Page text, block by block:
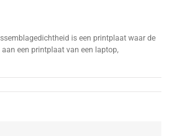
is een printplaat waar de
een printplaat van een laptop,